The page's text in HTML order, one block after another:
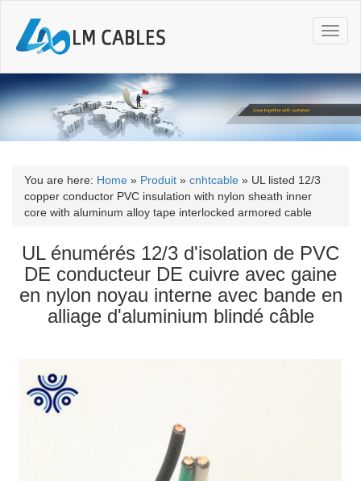
T
o
g
l
n
a
o
n
You are here: Home » Produit » cnhtcable » UL listed 12/3
copper conductor PVC insulation with nylon sheath inner
core with aluminum alloy tape interlocked armored cable
UL énumérés 12/3 d'isolation de PVC
DE conducteur DE cuivre avec gaine
en nylon noyau interne avec bande en
alliage d'aluminium blindé câble